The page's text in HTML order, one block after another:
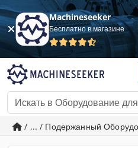
Machineseeker
Бесплатно в магазине
/ ... / Подержанный